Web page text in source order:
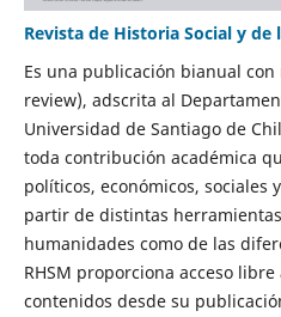
Revista de Historia Social y de
Es una publicación bianual
review), adscrita al
Universidad de Santiago de
toda contribución académica
políticos, económicos, sociales
partir de distintas
humanidades como de las
RHSM proporciona acceso
contenidos desde su